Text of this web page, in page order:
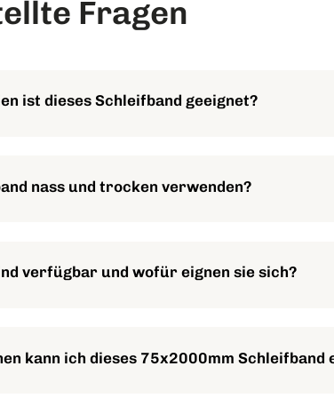
Fragen
ist dieses Schleifband geeignet?
nass und trocken verwenden?
verfügbar und wofür eignen sie sich?
120+) für ein gleichmäßiges Finish und
kann ich dieses 75x2000mm Schleifband